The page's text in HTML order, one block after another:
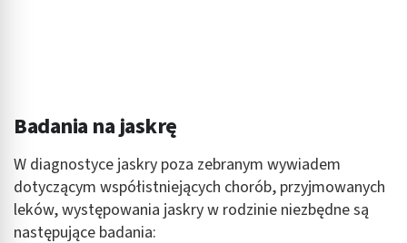
Badania na jaskrę
W diagnostyce jaskry poza zebranym wywiadem
dotyczącym współistniejących chorób, przyjmowanych
leków, występowania jaskry w rodzinie niezbędne są
następujące badania: